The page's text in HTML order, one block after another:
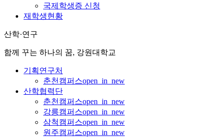
국제학생증 신청
재학생현황
산학·연구
함께 꾸는 하나의 꿈, 강원대학교
기획연구처
춘천캠퍼스open_in_new
산학협력단
춘천캠퍼스open_in_new
강릉캠퍼스open_in_new
삼척캠퍼스open_in_new
원주캠퍼스open_in_new